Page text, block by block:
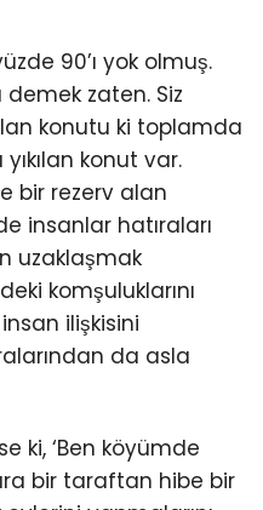
90’ı yok olmuş.
demek zaten. Siz
konutu ki toplamda
konut var.
bir rezerv alan
insanlar hatıraları
uzaklaşmak
komşuluklarını
ilişkisini
da asla
ki, ‘Ben köyümde
bir taraftan hibe bir